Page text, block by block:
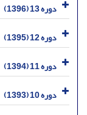
دوره 13 (1396)
دوره 12 (1395)
دوره 11 (1394)
دوره 10 (1393)